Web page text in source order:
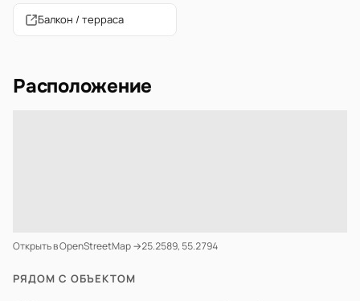
Балкон / терраса
Расположение
Открыть в OpenStreetMap →25.2589, 55.2794
РЯДОМ С ОБЪЕКТОМ